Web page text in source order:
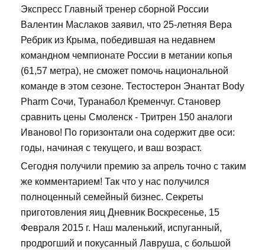
Экспресс Главный тренер сборной России
Валентин Маслаков заявил, что 25-летняя Вера
Ребрик из Крыма, победившая на недавнем
командном чемпионате России в метании копья
(61,57 метра), не сможет помочь национальной
команде в этом сезоне. Тестостерон Энантат Body
Pharm Сочи, Туранабол Кременчуг. Становер
сравнить цены Смоленск - Тритрен 150 аналоги
Иваново! По горизонтали она содержит две оси:
годы, начиная с текущего, и ваш возраст.
Сегодня получили премию за апрель точно с таким
же комментарием! Так что у нас получился
полноценный семейный бизнес. Секреты
приготовления яиц Дневник Воскресенье, 15
Февраля 2015 г. Наш маленький, испуганный,
продрогший и покусанный Лавруша, с большой